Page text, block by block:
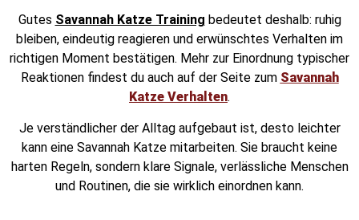
Gutes Savannah Katze Training bedeutet deshalb: ruhig
bleiben, eindeutig reagieren und erwünschtes Verhalten im
richtigen Moment bestätigen. Mehr zur Einordnung typischer
Reaktionen findest du auch auf der Seite zum Savannah
Katze Verhalten.
Je verständlicher der Alltag aufgebaut ist, desto leichter
kann eine Savannah Katze mitarbeiten. Sie braucht keine
harten Regeln, sondern klare Signale, verlässliche Menschen
und Routinen, die sie wirklich einordnen kann.